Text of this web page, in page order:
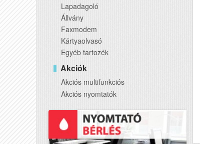
Lapadagoló
Állvány
Faxmodem
Kártyaolvasó
Egyéb tartozék
Akciók
Akciós multifunkciós
Akciós nyomtatók